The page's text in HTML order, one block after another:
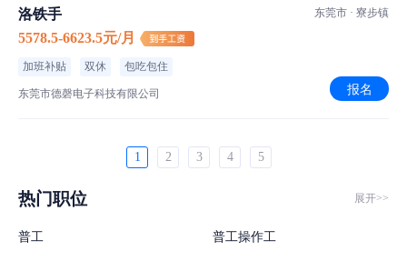
洛铁手
5578.5-6623.5元/月
加班补贴 双休 包吃包住
东莞市德磬电子科技有限公司
东莞市 · 寮步镇
报名
1 2 3 4 5
热门职位 展开>>
普工 普工操作工